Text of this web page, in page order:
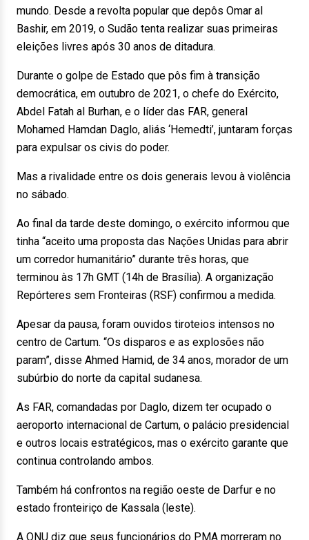
mundo. Desde a revolta popular que depôs Omar al
Bashir, em 2019, o Sudão tenta realizar suas primeiras
eleições livres após 30 anos de ditadura.
Durante o golpe de Estado que pôs fim à transição
democrática, em outubro de 2021, o chefe do Exército,
Abdel Fatah al Burhan, e o líder das FAR, general
Mohamed Hamdan Daglo, aliás ‘Hemedti’, juntaram forças
para expulsar os civis do poder.
Mas a rivalidade entre os dois generais levou à violência
no sábado.
Ao final da tarde deste domingo, o exército informou que
tinha “aceito uma proposta das Nações Unidas para abrir
um corredor humanitário” durante três horas, que
terminou às 17h GMT (14h de Brasília). A organização
Repórteres sem Fronteiras (RSF) confirmou a medida.
Apesar da pausa, foram ouvidos tiroteios intensos no
centro de Cartum. “Os disparos e as explosões não
param”, disse Ahmed Hamid, de 34 anos, morador de um
subúrbio do norte da capital sudanesa.
As FAR, comandadas por Daglo, dizem ter ocupado o
aeroporto internacional de Cartum, o palácio presidencial
e outros locais estratégicos, mas o exército garante que
continua controlando ambos.
Também há confrontos na região oeste de Darfur e no
estado fronteiriço de Kassala (leste).
A ONU diz que seus funcionários do PMA morreram no